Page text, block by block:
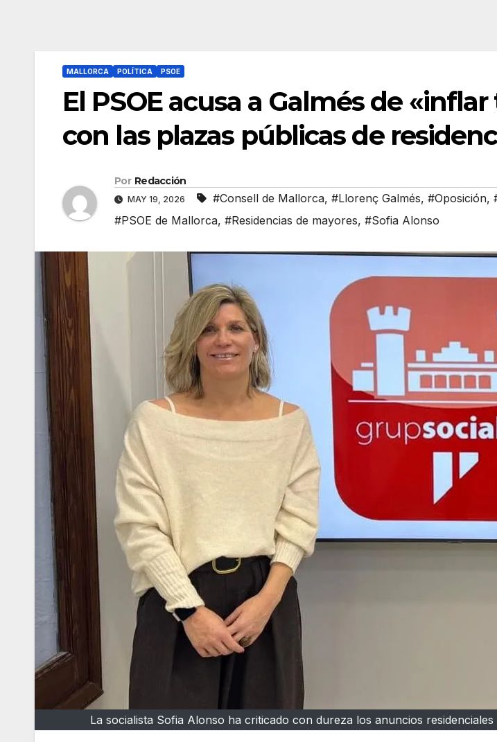
MALLORCA POLÍTICA PSOE
El PSOE acusa a Galmés de
con las plazas públicas de
Por Redacción
MAY 19, 2026 #Consell de Mallorca, #Llorenç Galmés, #Oposición,
#PSOE de Mallorca, #Residencias de mayores, #Sofia Alonso
La socialista Sofia Alonso ha criticado con dureza los anuncios